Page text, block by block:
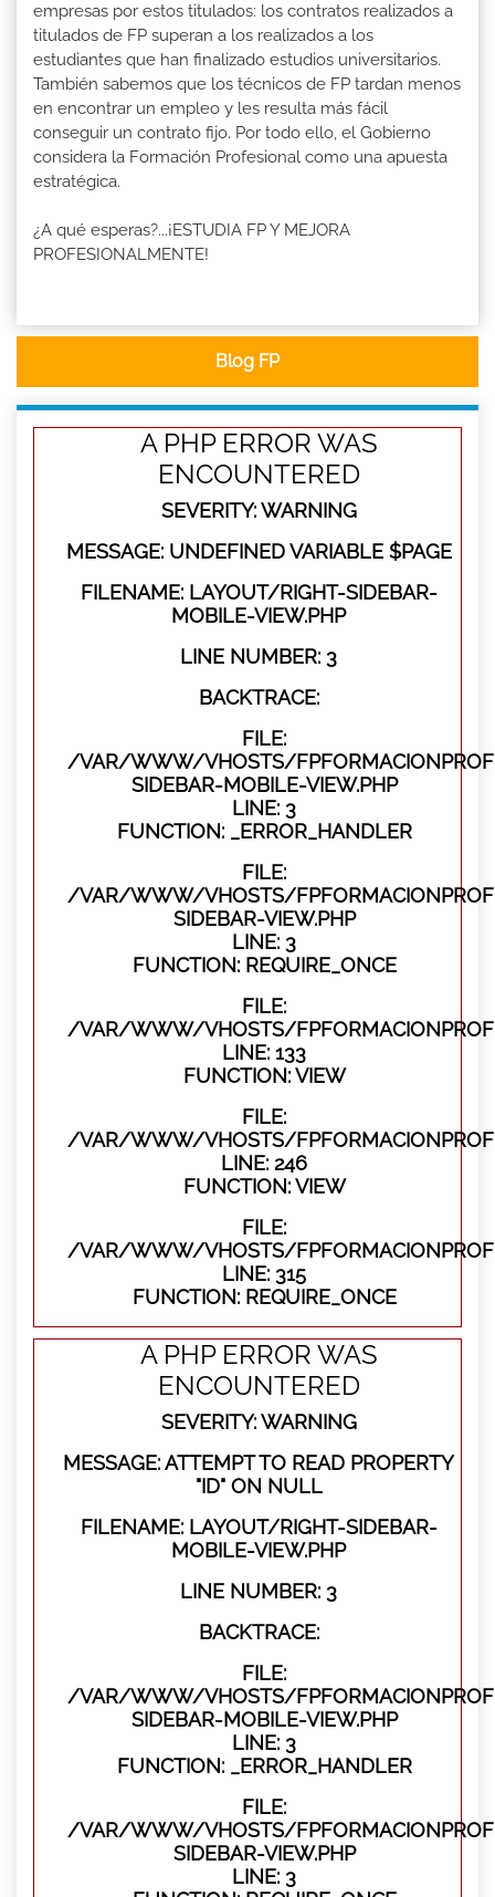
empresas por estos titulados: los contratos realizados a
titulados de FP superan a los realizados a los
estudiantes que han finalizado estudios universitarios.
También sabemos que los técnicos de FP tardan menos
en encontrar un empleo y les resulta más fácil
conseguir un contrato fijo. Por todo ello, el Gobierno
considera la Formación Profesional como una apuesta
estratégica.
¿A qué esperas?...¡ESTUDIA FP Y MEJORA
PROFESIONALMENTE!
Blog FP
A PHP ERROR WAS
ENCOUNTERED
SEVERITY: WARNING
MESSAGE: UNDEFINED VARIABLE $PAGE
FILENAME: LAYOUT/RIGHT-SIDEBAR-
MOBILE-VIEW.PHP
LINE NUMBER: 3
BACKTRACE:
FILE:
/VAR/WWW/VHOSTS/
SIDEBAR-MOBILE-VIEW.PHP
LINE: 3
FUNCTION: _ERROR_HANDLER
FILE:
/VAR/WWW/VHOSTS/
SIDEBAR-VIEW.PHP
LINE: 3
FUNCTION: REQUIRE_ONCE
FILE:
/VAR/WWW/VHOSTS/
LINE: 133
FUNCTION: VIEW
FILE:
/VAR/WWW/VHOSTS/
LINE: 246
FUNCTION: VIEW
FILE:
/VAR/WWW/VHOSTS/
LINE: 315
FUNCTION: REQUIRE_ONCE
A PHP ERROR WAS
ENCOUNTERED
SEVERITY: WARNING
MESSAGE: ATTEMPT TO READ PROPERTY
"ID" ON NULL
FILENAME: LAYOUT/RIGHT-SIDEBAR-
MOBILE-VIEW.PHP
LINE NUMBER: 3
BACKTRACE:
FILE:
/VAR/WWW/VHOSTS/
SIDEBAR-MOBILE-VIEW.PHP
LINE: 3
FUNCTION: _ERROR_HANDLER
FILE:
/VAR/WWW/VHOSTS/
SIDEBAR-VIEW.PHP
LINE: 3